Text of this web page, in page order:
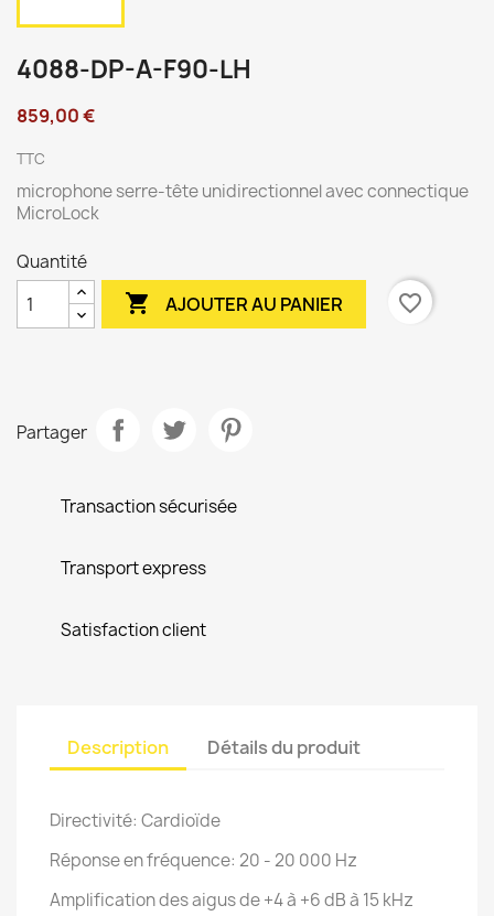
4088-DP-A-F90-LH
859,00 €
TTC
microphone serre-tête unidirectionnel avec connectique
MicroLock
Quantité
 AJOUTER AU PANIER favorite_border
Partager
Transaction sécurisée
Transport express
Satisfaction client
Description Détails du produit
Directivité: Cardioïde
Réponse en fréquence: 20 - 20 000 Hz
Amplification des aigus de +4 à +6 dB à 15 kHz